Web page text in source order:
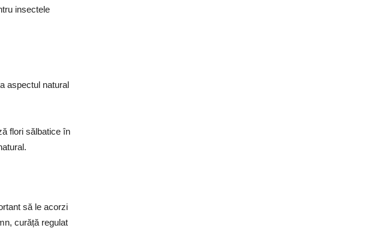
insectele
aspectul natural
flori sălbatice în
să le acorzi
curăță regulat